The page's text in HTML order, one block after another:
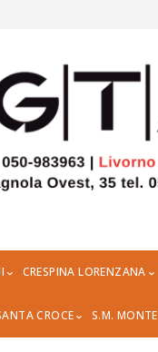
CRESPINA LORENZANA
CROCE S.M. MONTE